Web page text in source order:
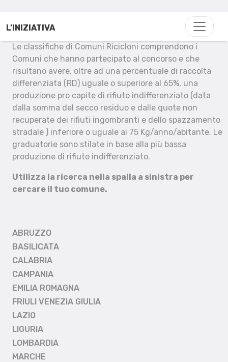
L’INIZIATIVA
Le classifiche di Comuni Ricicloni comprendono i
Comuni che hanno partecipato al concorso e che
risultano avere, oltre ad una percentuale di raccolta
differenziata (RD) uguale o superiore al 65%, una
produzione pro capite di rifiuto indifferenziato (data
dalla somma del secco residuo e dalle quote non
recuperate dei rifiuti ingombranti e dello spazzamento
stradale ) inferiore o uguale ai 75 Kg/anno/abitante. Le
graduatorie sono stilate in base alla più bassa
produzione di rifiuto indifferenziato.
Utilizza la ricerca nella spalla a sinistra per
cercare il tuo comune.
ABRUZZO
BASILICATA
CALABRIA
CAMPANIA
EMILIA ROMAGNA
FRIULI VENEZIA GIULIA
LAZIO
LIGURIA
LOMBARDIA
MARCHE